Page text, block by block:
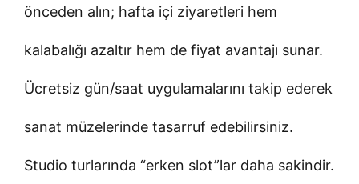
önceden alın; hafta içi ziyaretleri hem
kalabalığı azaltır hem de fiyat avantajı sunar.
Ücretsiz gün/saat uygulamalarını takip ederek
sanat müzelerinde tasarruf edebilirsiniz.
Studio turlarında “erken slot”lar daha sakindir.